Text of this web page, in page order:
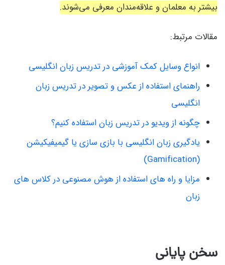
بیشتر به معلمان و علاقه‌مندان معرفی می‌شوند.
مقالات مرتبط:
انواع وسایل کمک آموزشی در تدریس زبان انگلیسی
راهنمای استفاده از عکس و تصویر در تدریس زبان
انگلیسی
چگونه از ویدیو در تدریس زبان استفاده کنیم؟
یادگیری زبان انگلیسی با بازی سازی یا گیمیفیکیشن
(Gamification)
مزایا و راه های استفاده از هوش مصنوعی در کلاس های
زبان
سخن پایانی